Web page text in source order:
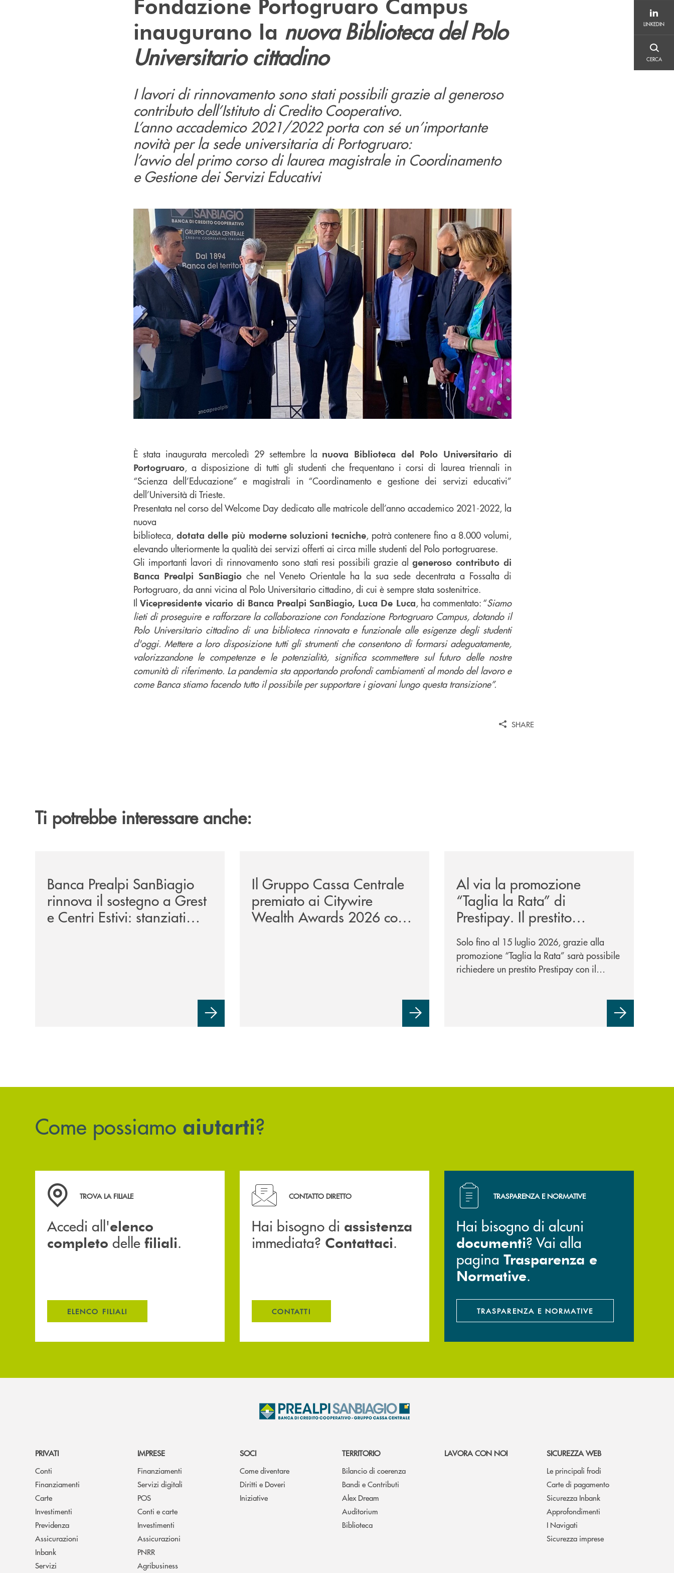
LINKEDIN
CERCA
inaugurano la nuova Biblioteca del Polo
Universitario cittadino
I lavori di rinnovamento sono stati possibili grazie al generoso
contributo dell’Istituto di Credito Cooperativo.
L’anno accademico 2021/2022 porta con sé un’importante
novità per la sede universitaria di Portogruaro:
l’avvio del primo corso di laurea magistrale in Coordinamento
e Gestione dei Servizi Educativi
È stata inaugurata mercoledì 29 settembre la nuova Biblioteca del Polo Universitario di
Portogruaro, a disposizione di tutti gli studenti che frequentano i corsi di laurea triennali in
“Scienza dell’Educazione” e magistrali in “Coordinamento e gestione dei servizi educativi”
dell’Università di Trieste.
Presentata nel corso del Welcome Day dedicato alle matricole dell’anno accademico 2021-2022, la
nuova
biblioteca, dotata delle più moderne soluzioni tecniche, potrà contenere fino a 8.000 volumi,
elevando ulteriormente la qualità dei servizi offerti ai circa mille studenti del Polo portogruarese.
Gli importanti lavori di rinnovamento sono stati resi possibili grazie algeneroso contributo di
Banca Prealpi SanBiagio che nel Veneto Orientale ha la sua sede decentrata a Fossalta di
Portogruaro, da anni vicina al Polo Universitario cittadino, di cui è sempre stata sostenitrice.
IlVicepresidente vicario di Banca Prealpi SanBiagio, Luca De Luca, ha commentato: “Siamo
lieti di proseguire e rafforzare la collaborazione con Fondazione Portogruaro Campus, dotando il
Polo Universitario cittadino di una biblioteca rinnovata e funzionale alle esigenze degli studenti
d'oggi. Mettere a loro disposizione tutti gli strumenti che consentono di formarsi adeguatamente,
valorizzandone le competenze e le potenzialità, significa scommettere sul futuro delle nostre
comunità di riferimento. La pandemia sta apportando profondi cambiamenti al mondo del lavoro e
come Banca stiamo facendo tutto il possibile per supportare i giovani lungo questa transizione”.
SHARE
Ti potrebbe interessare anche:
Banca Prealpi SanBiagio
rinnova il sostegno a Grest
e Centri Estivi: stanziati
Il Gruppo Cassa Centrale
premiato ai Citywire
Wealth Awards 2026 come
Al via la promozione
“Taglia la Rata” di
Prestipay. Il prestito
personale che si fa in due
per te!
Solo fino al 15 luglio 2026, grazie alla
promozione “Taglia la Rata” sarà possibile
richiedere un prestito Prestipay con il
Come possiamo aiutarti?
Accedi all' elenco completo delle filiali .
TROVA LA FILIALE
Accedi all'elenco
completo delle filiali.
ELENCO FILIALI
Hai bisogno di assistenza immediata? Contattaci .
CONTATTO DIRETTO
Hai bisogno di assistenza
immediata? Contattaci.
CONTATTI
Hai bisogno di alcuni documenti ? Vai alla pagina
TRASPARENZA E NORMATIVE
Hai bisogno di alcuni
documenti? Vai alla
pagina Trasparenza e
Normative.
TRASPARENZA E NORMATIVE
PRIVATI
Conti
Finanziamenti
Carte
Investimenti
Previdenza
Assicurazioni
Inbank
Servizi
IMPRESE
Finanziamenti
Servizi digitali
POS
Conti e carte
Investimenti
Assicurazioni
PNRR
Agribusiness
SOCI
Come diventare
Diritti e Doveri
Iniziative
TERRITORIO
Bilancio di coerenza
Bandi e Contributi
Alex Dream
Auditorium
Biblioteca
LAVORA CON NOI
SICUREZZA WEB
Le principali frodi
Carte di pagamento
Sicurezza Inbank
Approfondimenti
I Navigati
Sicurezza imprese